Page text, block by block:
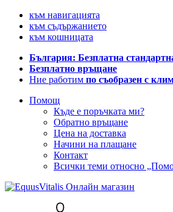
към навигацията
към съдържанието
към кошницата
България: Безплатна
Безплатно връщане
Ние работим по съобразен с
Помощ
Къде е поръчката ми?
Обратно връщане
Цена на доставка
Начини на плащане
Контакт
Всички теми относно